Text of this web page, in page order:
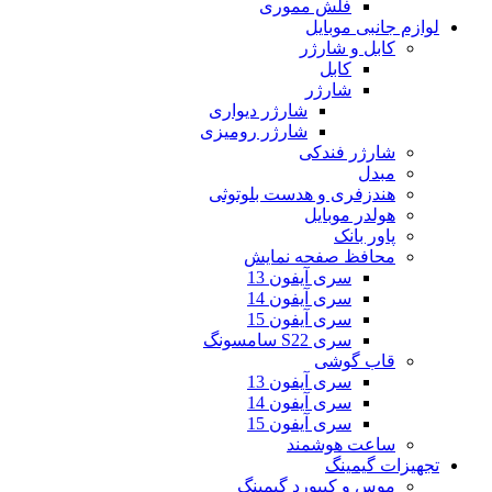
فلش مموری
لوازم جانبی موبایل
کابل و شارژر
کابل
شارژر
شارژر دیواری
شارژر رومیزی
شارژر فندکی
مبدل
هندزفری و هدست بلوتوثی
هولدر موبایل
پاور بانک
محافظ صفحه نمایش
سری آیفون 13
سری آیفون 14
سری آیفون 15
سری S22 سامسونگ
قاب گوشی
سری آیفون 13
سری آیفون 14
سری آیفون 15
ساعت هوشمند
تجهیزات گیمینگ
موس و کیبورد گیمینگ